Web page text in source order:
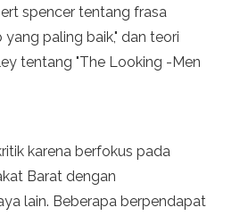
spencer tentang frasa
paling baik," dan teori
tentang "The Looking -Men
karena berfokus pada
Barat dengan
lain. Beberapa berpendapat